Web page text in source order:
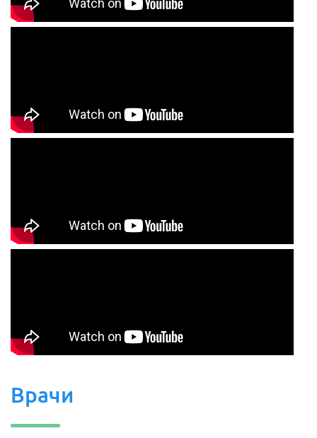
Врачи